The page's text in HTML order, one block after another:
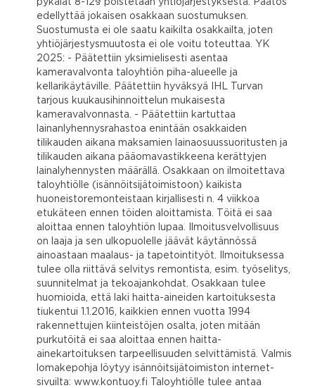
pykälät 8-12§ poistetaan yhtiöjärjestyksestä. Päätös
edellyttää jokaisen osakkaan suostumuksen.
Suostumusta ei ole saatu kaikilta osakkailta, joten
yhtiöjärjestysmuutosta ei ole voitu toteuttaa. YK
2025: - Päätettiin yksimielisesti asentaa
kameravalvonta taloyhtiön piha-alueelle ja
kellarikäytäville. Päätettiin hyväksyä IHL Turvan
tarjous kuukausihinnoittelun mukaisesta
kameravalvonnasta. - Päätettiin kartuttaa
lainanlyhennysrahastoa enintään osakkaiden
tilikauden aikana maksamien lainaosuussuoritusten ja
tilikauden aikana pääomavastikkeena kerättyjen
lainalyhennysten määrällä. Osakkaan on ilmoitettava
taloyhtiölle (isännöitsijätoimistoon) kaikista
huoneistoremonteistaan kirjallisesti n. 4 viikkoa
etukäteen ennen töiden aloittamista. Töitä ei saa
aloittaa ennen taloyhtiön lupaa. Ilmoitusvelvollisuus
on laaja ja sen ulkopuolelle jäävät käytännössä
ainoastaan maalaus- ja tapetointityöt. Ilmoituksessa
tulee olla riittävä selvitys remontista, esim. työselitys,
suunnitelmat ja tekoajankohdat. Osakkaan tulee
huomioida, että laki haitta-aineiden kartoituksesta
tiukentui 1.1.2016, kaikkien ennen vuotta 1994
rakennettujen kiinteistöjen osalta, joten mitään
purkutöitä ei saa aloittaa ennen haitta-
ainekartoituksen tarpeellisuuden selvittämistä. Valmis
lomakepohja löytyy isännöitsijätoimiston internet-
sivuilta: www.kontuoy.fi Taloyhtiölle tulee antaa